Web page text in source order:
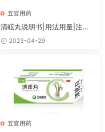
五官用药
清眩丸说明书|用法用量|注意
事项2023-04-29
五官用药